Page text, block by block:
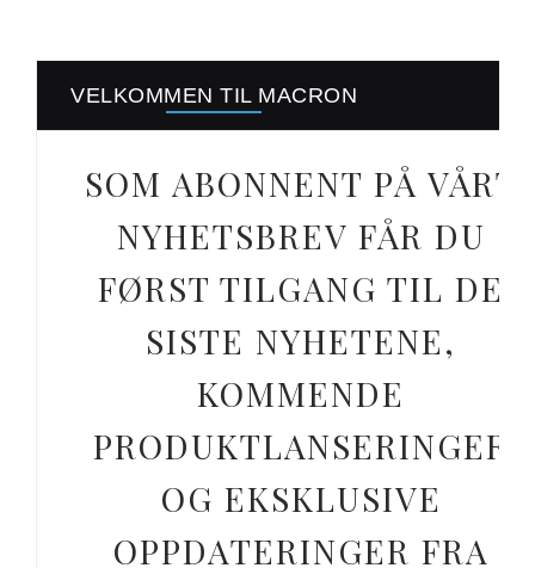
VELKOMMEN TIL MACRON
SOM ABONNENT PÅ VÅRT
NYHETSBREV FÅR DU
FØRST TILGANG TIL DE
SISTE NYHETENE,
KOMMENDE
PRODUKTLANSERINGER
OG EKSKLUSIVE
OPPDATERINGER FRA